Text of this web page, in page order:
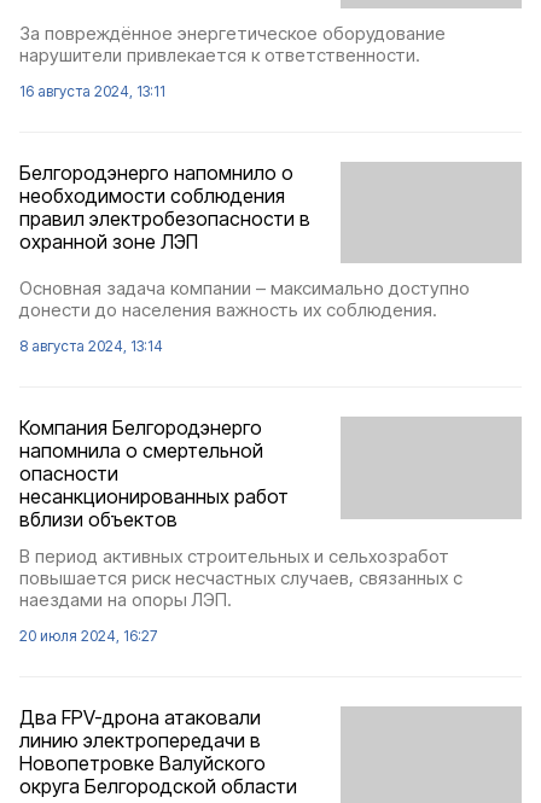
За повреждённое энергетическое оборудование
нарушители привлекается к ответственности.
16 августа 2024, 13:11
Белгородэнерго напомнило о
необходимости соблюдения
правил электробезопасности в
охранной зоне ЛЭП
Основная задача компании – максимально доступно
донести до населения важность их соблюдения.
8 августа 2024, 13:14
Компания Белгородэнерго
напомнила о смертельной
опасности
несанкционированных работ
вблизи объектов
В период активных строительных и сельхозработ
повышается риск несчастных случаев, связанных с
наездами на опоры ЛЭП.
20 июля 2024, 16:27
Два FPV-дрона атаковали
линию электропередачи в
Новопетровке Валуйского
округа Белгородской области